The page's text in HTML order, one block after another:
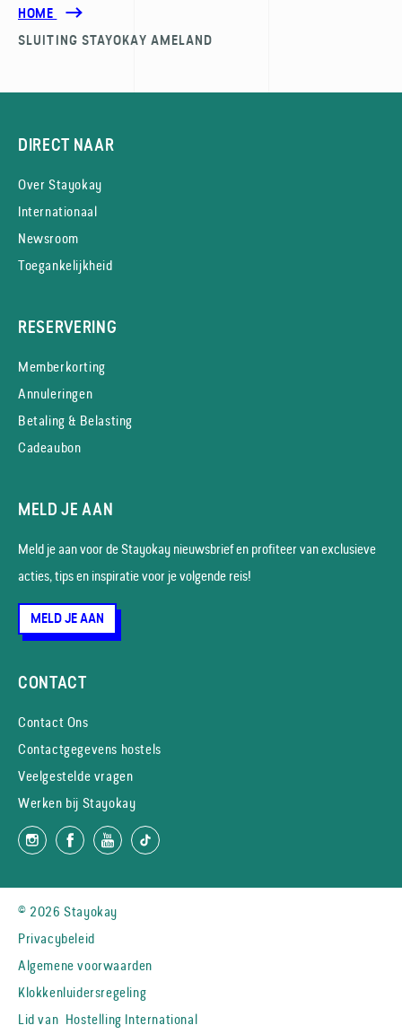
HOME
SLUITING STAYOKAY AMELAND
DIRECT NAAR
Over Stayokay
Internationaal
Newsroom
Toegankelijkheid
RESERVERING
Memberkorting
Annuleringen
Betaling & Belasting
Cadeaubon
MELD JE AAN
Meld je aan voor de Stayokay nieuws­brief en profiteer van exclusieve
acties, tips en inspiratie voor je volgende reis!
MELD JE AAN
CONTACT
Contact Ons
Contactgegevens hostels
Veelgestelde vragen
Werken bij Stayokay
© 2026 Stayokay
Privacybeleid
Algemene voorwaarden
Klokkenluidersregeling
Lid van Hostelling International